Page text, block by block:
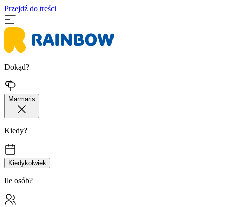
Przejdź do treści
Dokąd?
Marmaris
Kiedy?
Kiedykolwiek
Ile osób?